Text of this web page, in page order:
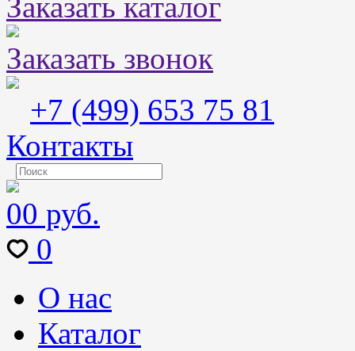
Заказать звонок
+7 (499) 653 75 81
Контакты
00 руб.
0
О нас
Каталог